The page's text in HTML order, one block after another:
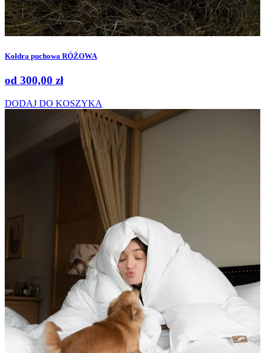
Kołdra puchowa RÓŻOWA
od 300,00 zł
DODAJ DO KOSZYKA